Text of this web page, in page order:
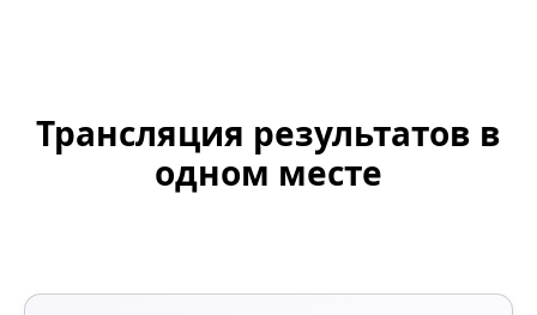
Трансляция результатов в
одном месте